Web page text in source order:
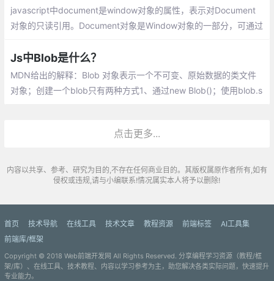
javascript中document是window对象的属性，表示对Document
对象的只读引用。Document对象是Window对象的一部分，可通过
Js中Blob是什么？
MDN给出的解释：Blob 对象表示一个不可变、原始数据的类文件
对象；创建一个blob只有两种方式1、通过new Blob()；使用blob.s
点击更多...
内容以共享、参考、研究为目的,不存在任何商业目的。其版权属原作者所有,如有
侵权或违规,请与小编联系!情况属实本人将予以删除!
首页 技术导航 在线工具 技术文章 教程资源 前端标签
AI工具集
前端库/框架